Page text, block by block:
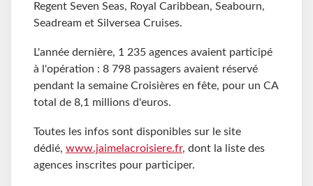
Regent Seven Seas, Royal Caribbean, Seabourn,
Seadream et Silversea Cruises.
L'année dernière, 1 235 agences avaient participé
à l'opération : 8 798 passagers avaient réservé
pendant la semaine Croisières en fête, pour un CA
total de 8,1 millions d'euros.
Toutes les infos sont disponibles sur le site
dédié, www.jaimelacroisiere.fr, dont la liste des
agences inscrites pour participer.